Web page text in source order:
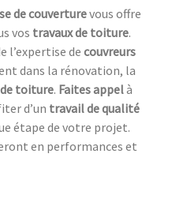
de couverturevous offre
vos travaux de toiture.
l’expertise de couvreurs
dans la rénovation, la
toiture. Faites appelà
d’un travail de qualité
étape de votre projet.
en performances et